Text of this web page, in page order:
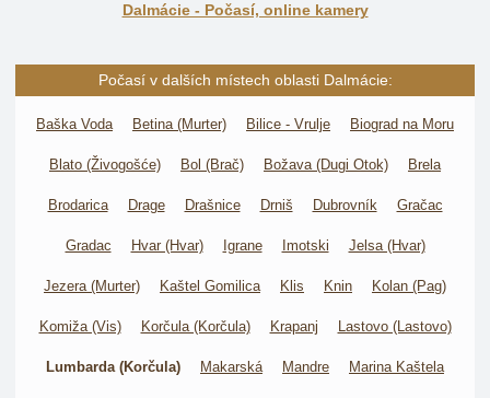
Dalmácie - Počasí, online kamery
Počasí v dalších místech oblasti Dalmácie:
Baška Voda Betina (Murter) Bilice - Vrulje Biograd na Moru
Blato (Živogošće) Bol (Brač) Božava (Dugi Otok) Brela
Brodarica Drage Drašnice Drniš Dubrovník Gračac
Gradac Hvar (Hvar) Igrane Imotski Jelsa (Hvar)
Jezera (Murter) Kaštel Gomilica Klis Knin Kolan (Pag)
Komiža (Vis) Korčula (Korčula) Krapanj Lastovo (Lastovo)
Lumbarda (Korčula) Makarská Mandre Marina Kaštela